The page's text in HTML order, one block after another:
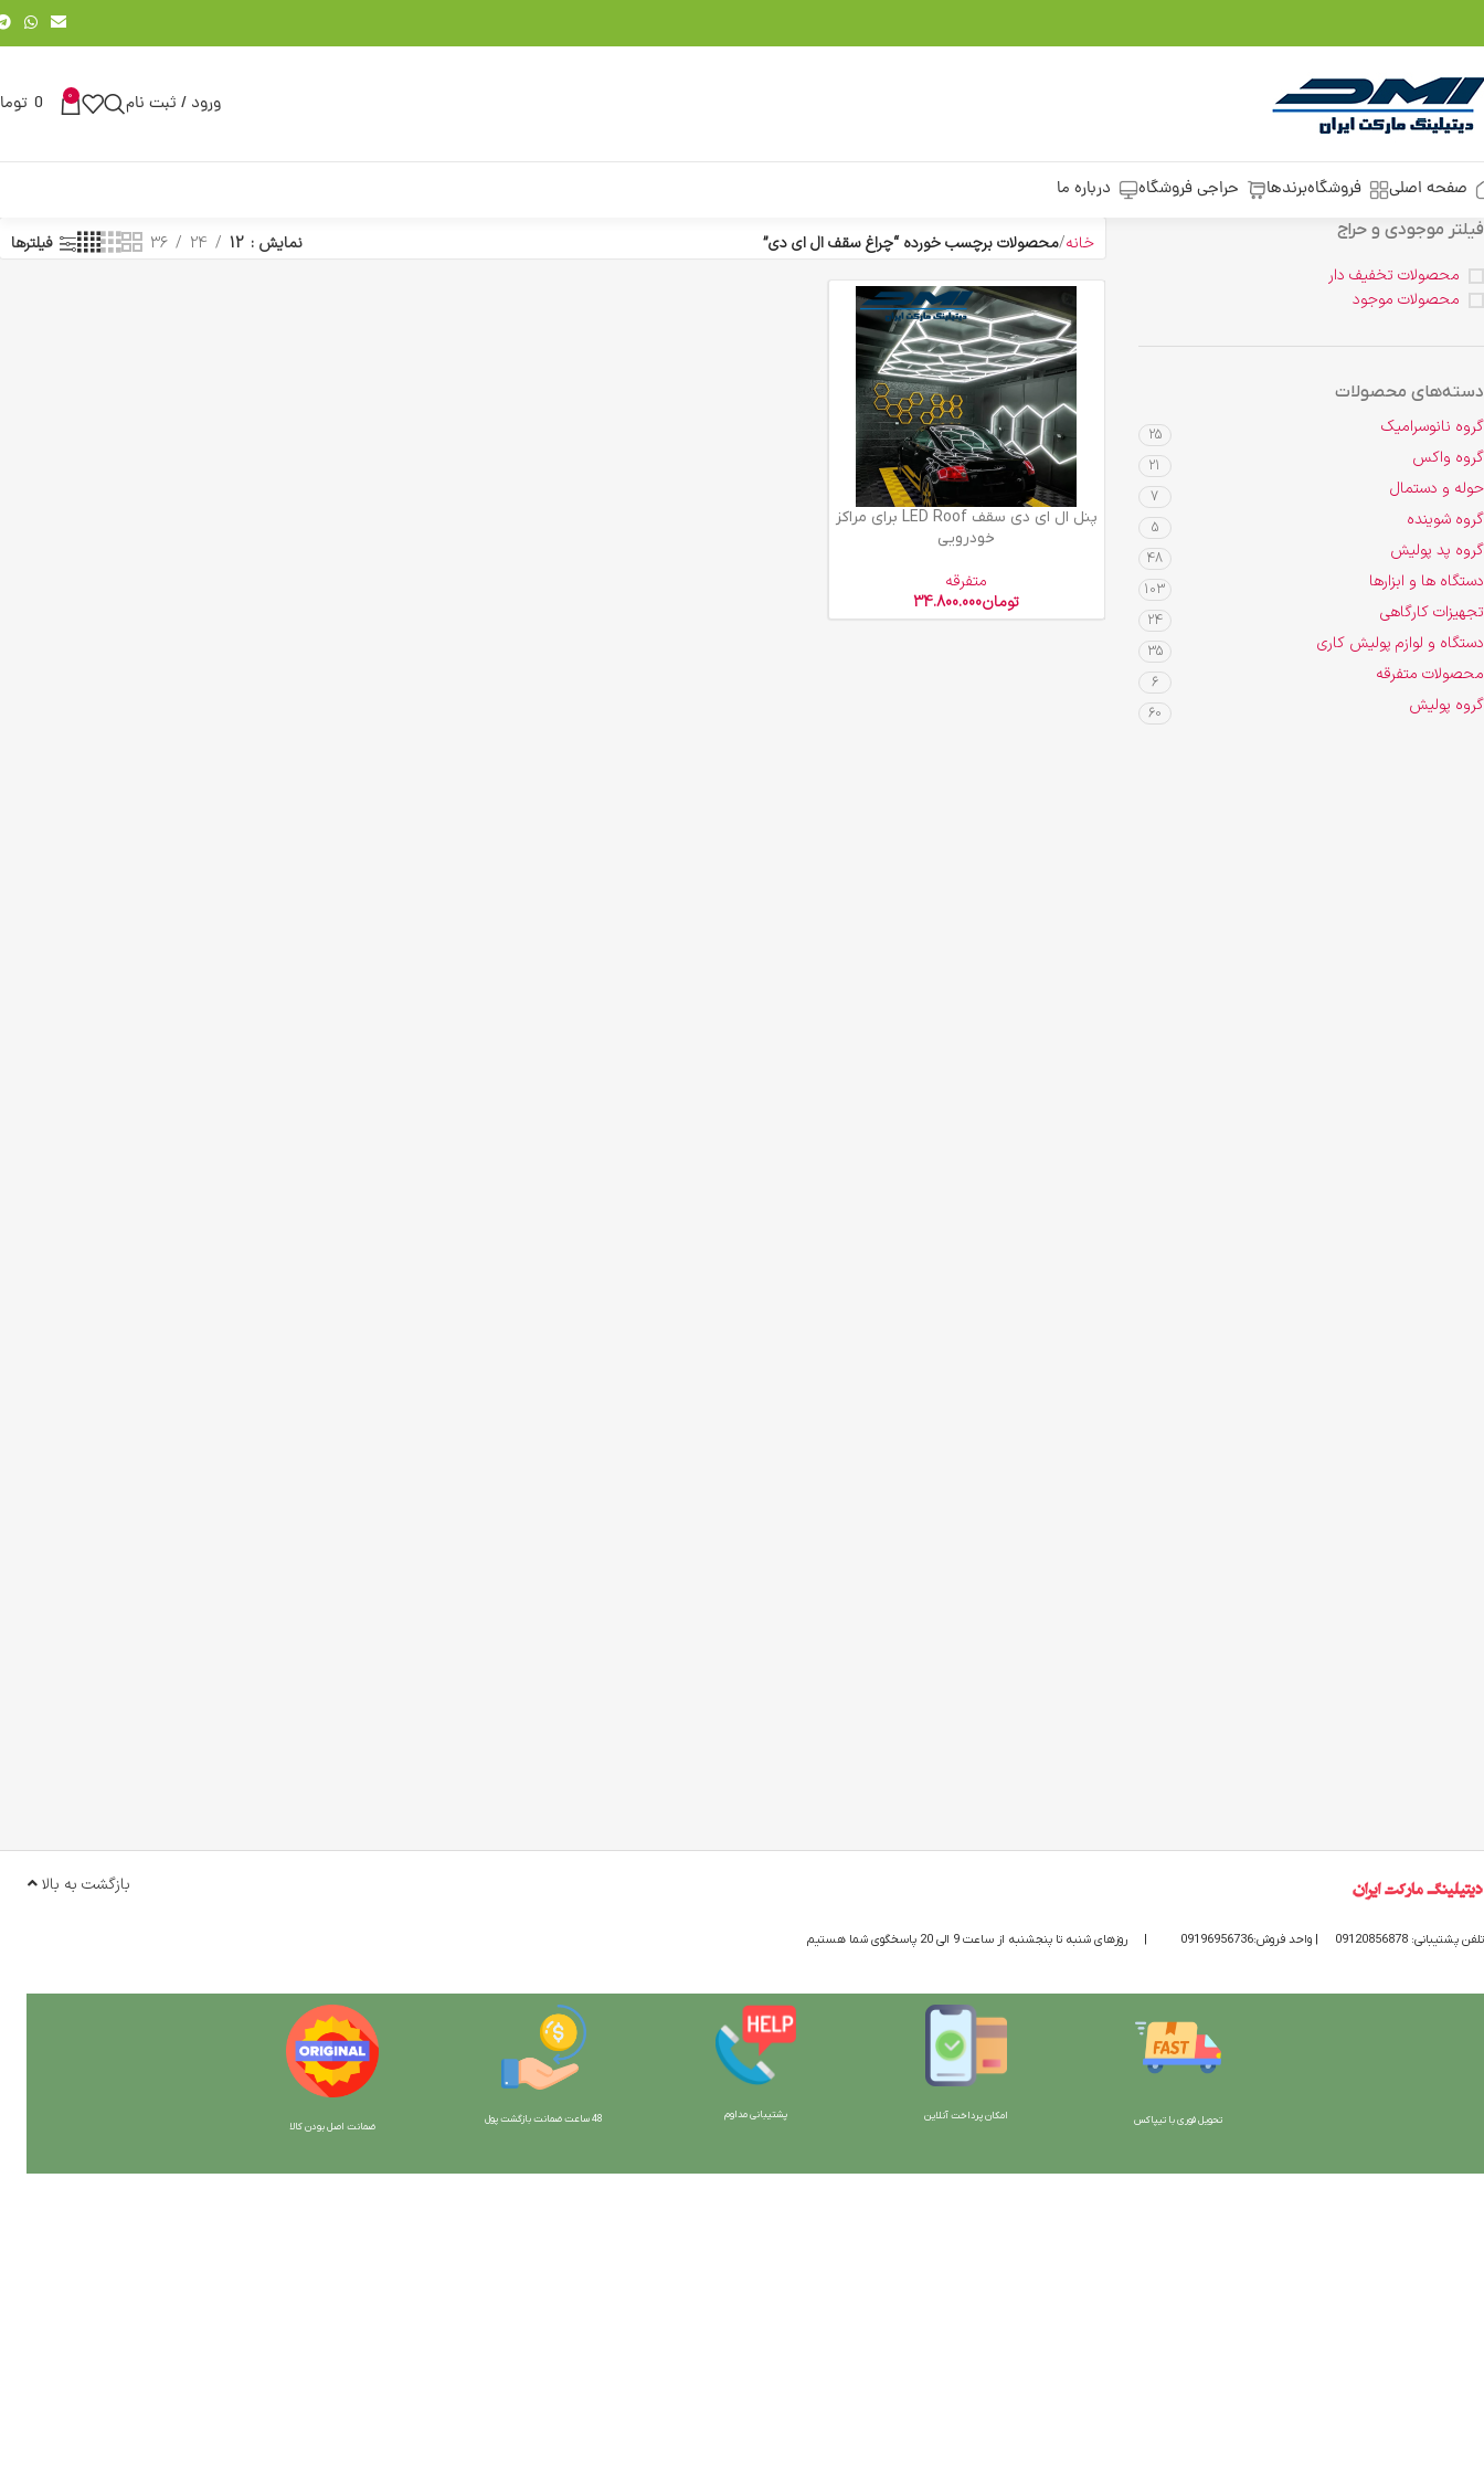
ورود / ثبت نام 0
0
صفحه اصلی فروشگاهبرندها حراجی فروشگاه درباره ما
فیلتر موجودی و حراج
محصولات تخفیف دار
محصولات موجود
دسته‌های محصولات
گروه نانوسرامیک 25
گروه واکس 21
حوله و دستمال 7
گروه شوینده 5
گروه پد پولیش 48
دستگاه ها و ابزارها 103
تجهیزات کارگاهی 24
دستگاه و لوازم پولیش کاری 35
محصولات متفرقه 6
گروه پولیش 60
خانه محصولات برچسب خورده “چراغ سقف ال ای دی” نمایش 12
24
36 فیلترها
افزودن به سبد خرید
پنل ال ای دی سقف LED Roof برای مراکز
خودرویی
متفرقه
تومان34.800.000
تلفن پشتیبانی: 09120856878 | واحد فروش:09196956736 | روزهای شنبه تا پنجشنبه از ساعت 9 الی 20 پاسخگوی شما هستیم
بازگشت به بالا
تحویل فوری با تیپاکس امکان پرداخت آنلاین پشتیبانی مداوم 48 ساعت ضمانت بازگش ت پول
ضمانت اصل بودن کالا